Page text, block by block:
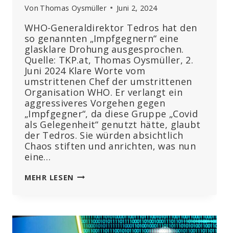
Von Thomas Oysmüller Juni 2, 2024
WHO-Generaldirektor Tedros hat den
so genannten „Impfgegnern“ eine
glasklare Drohung ausgesprochen.
Quelle: TKP.at, Thomas Oysmüller, 2.
Juni 2024 Klare Worte vom
umstrittenen Chef der umstrittenen
Organisation WHO. Er verlangt ein
aggressiveres Vorgehen gegen
„Impfgegner“, da diese Gruppe „Covid
als Gelegenheit“ genutzt hätte, glaubt
der Tedros. Sie würden absichtlich
Chaos stiften und anrichten, was nun
eine…
MEHR LESEN WHO-